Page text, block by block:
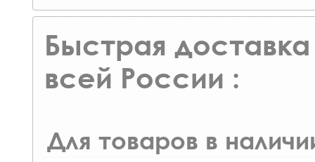
Быстрая доставка
всей России :
Для товаров в